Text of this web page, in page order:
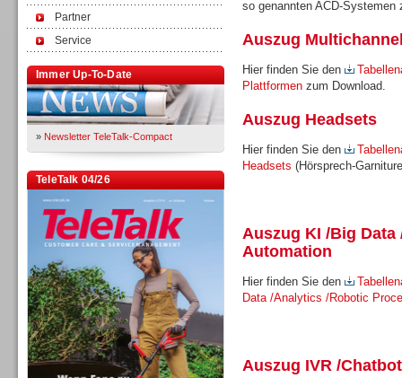
Partner
Service
Immer Up-To-Date
» Newsletter TeleTalk-Compact
TeleTalk 04/26
so genannten ACD-Systemen
Auszug
Hier finden Sie den
Plattformen zum Download.
Auszug Headsets
Hier finden Sie den
Headsets (Hörsprech-
Auszug KI /Big
Automation
Hier finden Sie den
Data /Analytics /Robotic
Auszug IVR /